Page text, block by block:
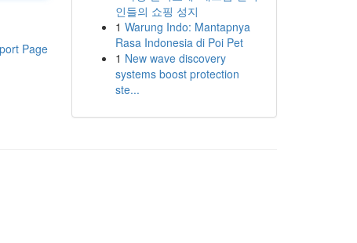
Page
인들의 쇼핑 성지
1 Warung Indo: Mantapnya
Rasa Indonesia di Poi Pet
1 New wave discovery
systems boost protection
ste...